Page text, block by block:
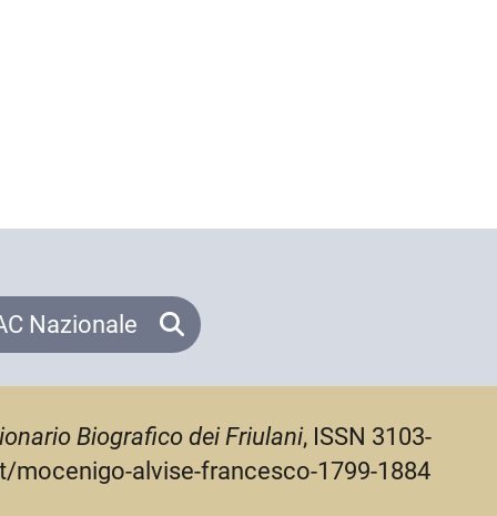
Nazionale
Biografico dei Friulani, ISSN 3103-
alvise-francesco-1799-1884